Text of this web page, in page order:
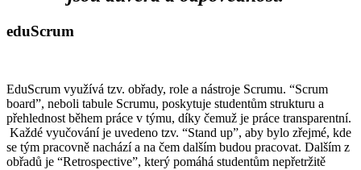
eduScrum
EduScrum využívá tzv. obřady, role a nástroje Scrumu. “Scrum
board”, neboli tabule Scrumu, poskytuje studentům strukturu a
přehlednost během práce v týmu, díky čemuž je práce transparentní.
Každé vyučování je uvedeno tzv. “Stand up”, aby bylo zřejmé, kde
se tým pracovně nachází a na čem dalším budou pracovat. Dalším z
obřadů je “Retrospective”, který pomáhá studentům nepřetržitě